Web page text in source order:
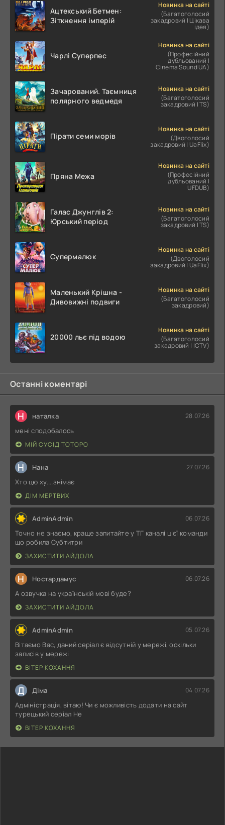
Ацтекський Бетмен:
Зіткнення імперій
Новинка на сайті
(Багатоголосий
закадровий | Цікава
ідея)
Чарлі Суперпес
Новинка на сайті
(Професійний
дубльований |
Cinema Sound UA)
Зачарований. Таємниця
полярного ведмедя
Новинка на сайті
(Багатоголосий
закадровий | TS)
Пірати семи морів
Новинка на сайті
(Двоголосий
закадровий | UaFlix)
Пряна Межа
Новинка на сайті
(Професійний
дубльований |
UFDUB)
Галас Джунглів 2:
Юрський період
Новинка на сайті
(Багатоголосий
закадровий | TS)
Супермалюк
Новинка на сайті
(Двоголосий
закадровий | UaFlix)
Маленький Крішна -
Дивовижні подвиги
Новинка на сайті
(Багатоголосий
закадровий)
20000 льє під водою
Новинка на сайті
(Багатоголосий
закадровий | ICTV)
Останні коментарі
Н наталка 28.07.26
мені сподобалось
МІЙ СУСІД ТОТОРО
Н Нана 27.07.26
Хто цю ху....знімає
ДІМ МЕРТВИХ
AdminAdmin 06.07.26
Точно не знаємо, краще запитайте у ТГ каналі цієї команди
що робила Субтитри
ЗАХИСТИТИ АЙДОЛА
Н Ностардамус 06.07.26
А озвучка на українській мові буде?
ЗАХИСТИТИ АЙДОЛА
AdminAdmin 05.07.26
Вітаємо Вас, даний серіал є відсутній у мережі, оскільки
записів у мережі
ВІТЕР КОХАННЯ
Д Діма 04.07.26
Адміністрація, вітаю! Чи є можливість додати на сайт
турецький серіал Не
ВІТЕР КОХАННЯ